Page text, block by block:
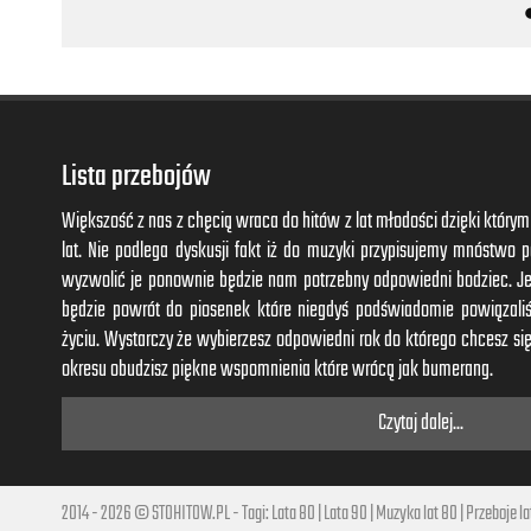
Love me, love me, love me, love me no
And you will never know
I will never show
What I feel, what I need from you, no
You will never know
I will never show
What I feel, what I feel, what I feel
What I need, what I need from you, no
Lista przebojów
Większość z nas z chęcią wraca do hitów z lat młodości dzięki
lat. Nie podlega dyskusji fakt iż do muzyki przypisujemy mnóstwo
wyzwolić je ponownie będzie nam potrzebny odpowiedni bodziec.
będzie powrót do piosenek które niegdyś podświadomie
życiu. Wystarczy że wybierzesz odpowiedni rok do którego chcesz
okresu obudzisz piękne wspomnienia które wrócą jak bumerang.
Czytaj dalej...
2014 - 2026 © STOHITOW.PL - Tagi:Lata 80|Lata 90|Muzyka lat 80|Przeboje